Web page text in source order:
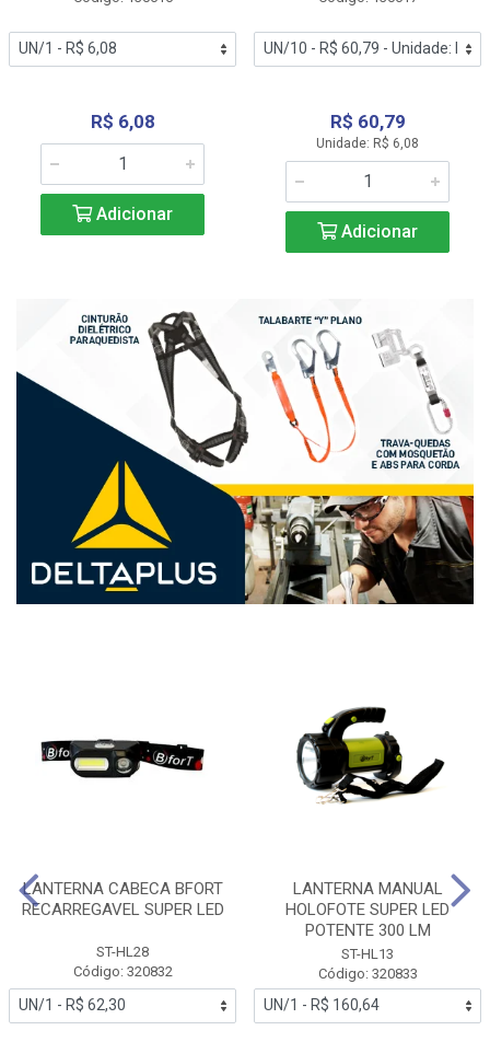
R$ 6,08
Adicionar
R$ 60,79
Unidade: R$ 6,08
Adicionar
LANTERNA CABECA BFORT
RECARREGAVEL SUPER LED
ST-HL28
Código: 320832
LANTERNA MANUAL
HOLOFOTE SUPER LED
POTENTE 300 LM
ST-HL13
Código: 320833